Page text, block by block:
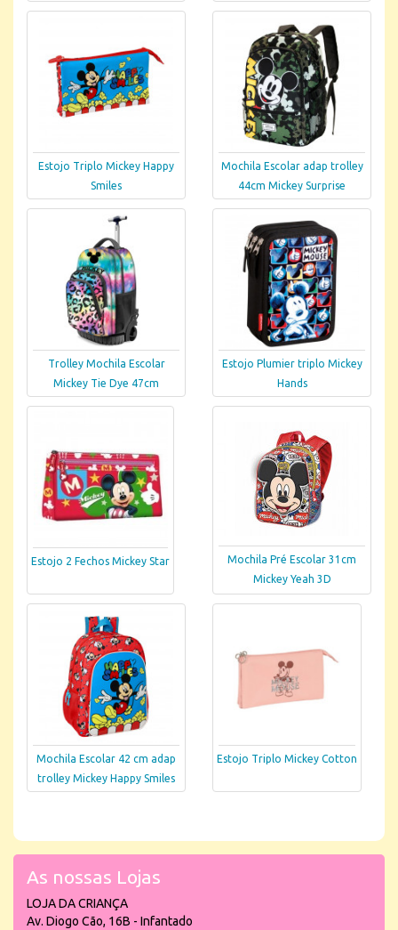
Estojo Triplo Mickey Happy
Smiles
Mochila Escolar adap trolley
44cm Mickey Surprise
Trolley Mochila Escolar
Mickey Tie Dye 47cm
Estojo Plumier triplo Mickey
Hands
Estojo 2 Fechos Mickey Star
Mochila Pré Escolar 31cm
Mickey Yeah 3D
Mochila Escolar 42 cm adap
trolley Mickey Happy Smiles
Estojo Triplo Mickey Cotton
As nossas Lojas
LOJA DA CRIANÇA
Av. Diogo Cão, 16B - Infantado